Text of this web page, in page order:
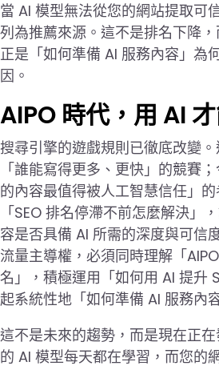
當 AI 模型無法從您的網站提取可
列為推薦來源。這不是排名下降
正是「如何準備 AI 服務內容」為
因。
AIPO 時代，用 AI
搜尋引擎的遊戲規則已徹底改變
「誰能寫得更多、更快」的競賽
的內容最值得被人工智慧信任」
「SEO 排名停滯不前怎麼解決」
容是否具備 AI 所需的深度與可信
流量主導權，必須同時理解「
名」，積極運用「如何用 AI 提升
起系統性地「如何準備 AI 服務內
這不是未來的趨勢，而是現在正
的 AI 模型每天都在學習，而您的